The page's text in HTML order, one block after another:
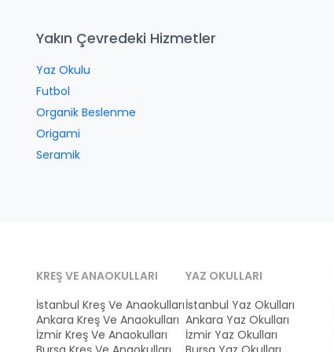
Yakın Çevredeki Hizmetler
Yaz Okulu
Futbol
Organik Beslenme
Origami
Seramik
KREŞ VE ANAOKULLARI
İstanbul Kreş Ve Anaokulları
Ankara Kreş Ve Anaokulları
İzmir Kreş Ve Anaokulları
YAZ OKULLARI
İstanbul Yaz Okulları
Ankara Yaz Okulları
İzmir Yaz Okulları